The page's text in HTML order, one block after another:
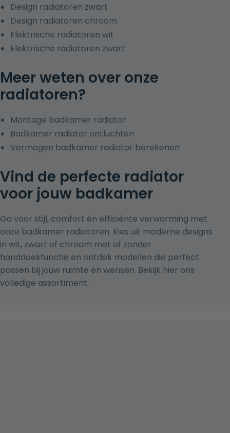
Design radiatoren zwart
Design radiatoren chroom
Elektrische radiatoren wit
Elektrische radiatoren zwart
Meer weten over onze
radiatoren?
Montage badkamer radiator
Badkamer radiator ontluchten
Vermogen badkamer radiator berekenen
Vind de perfecte radiator
voor jouw badkamer
Ga voor stijl, comfort én efficiënte verwarming met
onze badkamer radiatoren. Kies uit moderne designs
in wit, zwart of chroom met of zonder
handdoekfunctie en ontdek modellen die perfect
passen bij jouw ruimte en wensen. Bekijk hier ons
volledige assortiment.